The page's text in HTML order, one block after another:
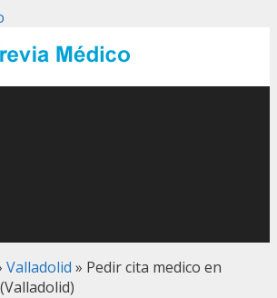
Valladolid » Pedir cita medico en